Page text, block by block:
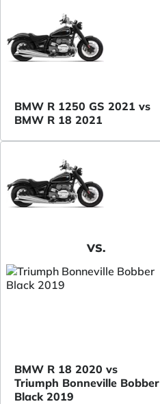
BMW R 1250 GS 2021 vs
BMW R 18 2021
VS.
BMW R 18 2020 vs
Triumph Bonneville Bobber
Black 2019